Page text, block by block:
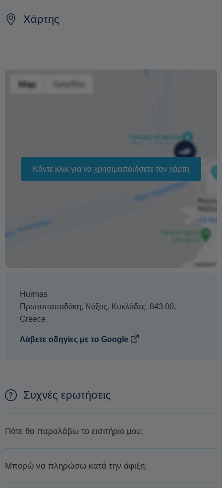
πλήρη επιστροφή της πληρωμής σας.
από την τράπεζάς σας, αλλά συνήθως κυμαίνεται γύρω
στη μία εβδομάδα.
Η αλλαγή ημερομηνίας της κράτησής σας εξαρτάται από
ενδέχεται να αλλάξει ανάλογα με την εποχή.
Το κείμενο «Δωρεάν ακυρώσεις» αναφέρεται στο
επεξεργασία επιστροφής χρημάτων ή ακύρωσης.
Χάρτης
Κάντε κλικ για να χρησιμοποιήσετε τον χάρτη
Hurmas
Πρωτοπαπαδάκη, Νάξος, Κυκλάδες, 843 00,
Greece
Λάβετε οδηγίες με το Google
Συχνές ερωτήσεις
Πότε θα παραλάβω το εισιτήριο μου;
ή λιγότερο. Μόλις εξασφαλίσουμε τη διαθεσιμότητα, θα σας
Μπορώ να πληρώσω κατά την άφιξη;